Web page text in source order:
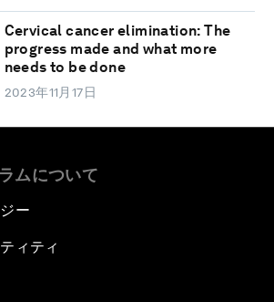
Cervical cancer elimination: The
progress made and what more
needs to be done
2023年11月17日
ムについて
ー
ィティ